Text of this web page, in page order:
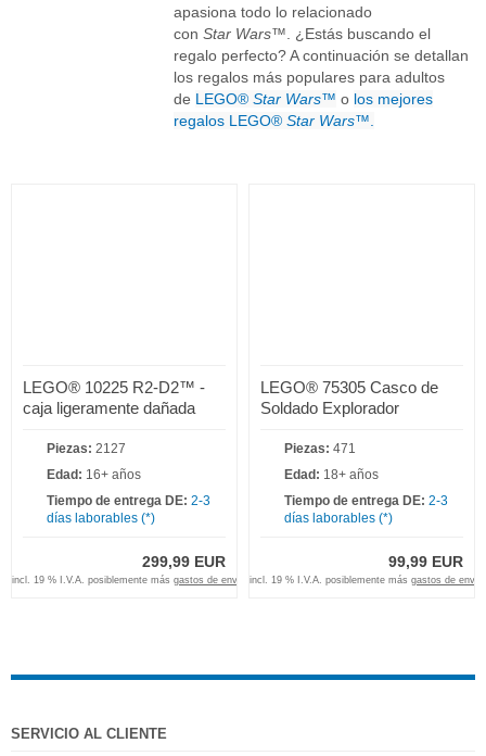
apasiona todo lo relacionado
con Star Wars™. ¿Estás buscando el
regalo perfecto? A continuación se detallan
los regalos más populares para adultos
de LEGO® Star Wars™ o los mejores
regalos LEGO® Star Wars™.
LEGO® 10225 R2-D2™ -
caja ligeramente dañada
Piezas: 2127
Edad: 16+ años
Tiempo de entrega DE: 2-3
días laborables (*)
299,99 EUR
incl. 19 % I.V.A. posiblemente más gastos de envio
LEGO® 75305 Casco de
Soldado Explorador
Piezas: 471
Edad: 18+ años
Tiempo de entrega DE: 2-3
días laborables (*)
99,99 EUR
incl. 19 % I.V.A. posiblemente más gastos de envio
SERVICIO AL CLIENTE